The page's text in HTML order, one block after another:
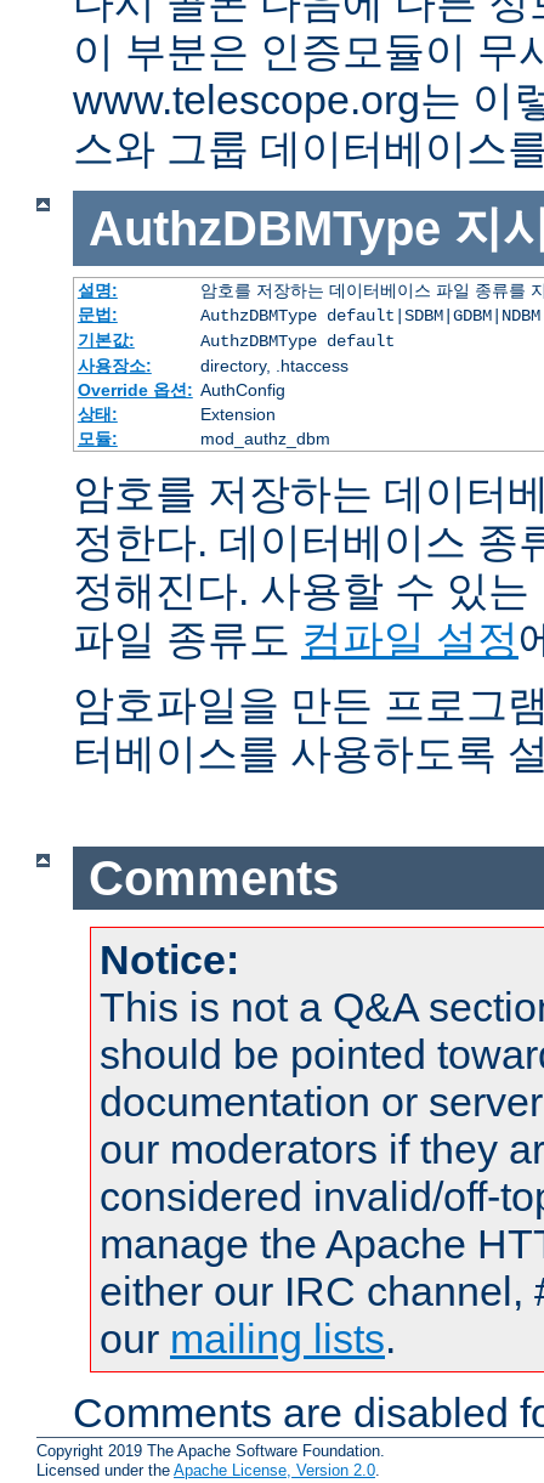
이 부분은 인증모듈이 무
www.telescope.org는 이
스와 그룹 데이터베이스
AuthzDBMType 지
설명:
암호를 저장하는 데이터베이스 파일 종류를
문법:
AuthzDBMType
기본값:
AuthzDBMType default
사용장소:
directory, .htaccess
Override 옵션: AuthConfig
상태:
Extension
모듈:
mod_authz_dbm
암호를 저장하는 데이터
정한다. 데이터베이스 종
정해진다. 사용할 수 있
파일 종류도 컴파일 설정
암호파일을 만든 프로그
터베이스를 사용하도록
Comments
Notice:
This is not a Q&A
should be pointed
documentation or
our moderators if they
considered invalid/off-
manage the Apache
either our IRC channel,
our mailing lists.
Comments are disabled
Copyright 2019 The Apache Software Foundation.
Licensed under the Apache License, Version 2.0.